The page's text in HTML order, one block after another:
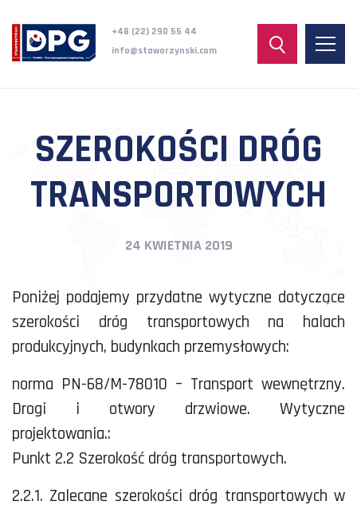
+48 (22) 290 55 44
info@staworzynski.com
SZEROKOŚCI DRÓG
TRANSPORTOWYCH
24 KWIETNIA 2019
Poniżej podajemy przydatne wytyczne dotyczące
szerokości dróg transportowych na halach
produkcyjnych, budynkach przemysłowych:
norma PN-68/M-78010 – Transport wewnętrzny.
Drogi i otwory drzwiowe. Wytyczne
projektowania.:
Punkt 2.2 Szerokość dróg transportowych.
2.2.1. Zalecane szerokości dróg transportowych w